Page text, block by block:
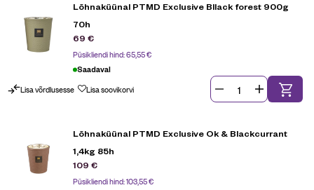
Lõhnaküünal PTMD Exclusive Bllack forest 900g
70h
69 €
Püsikliendi hind:65,55€
Saadaval
Lisa võrdlusesse Lisa soovikorvi
Lõhnaküünal PTMD Exclusive Ok & Blackcurrant
1,4kg 85h
109 €
Püsikliendi hind:103,55€